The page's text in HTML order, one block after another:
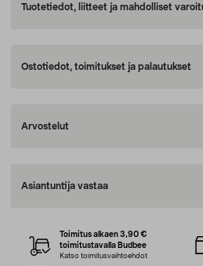
Tuotetiedot, liitteet ja mahdolliset
Ostotiedot, toimitukset ja palautukset
Arvostelut
Asiantuntija vastaa
Toimitus alkaen 3,90 €
toimitustavalla Budbee
Katso toimitusvaihtoehdot